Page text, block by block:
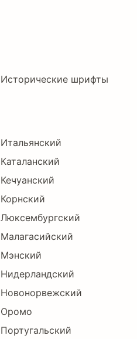
Исторические шрифты
Итальянский
Каталанский
Кечуанский
Корнский
Люксембургский
Малагасийский
Мэнский
Нидерландский
Новонорвежский
Оромо
Португальский